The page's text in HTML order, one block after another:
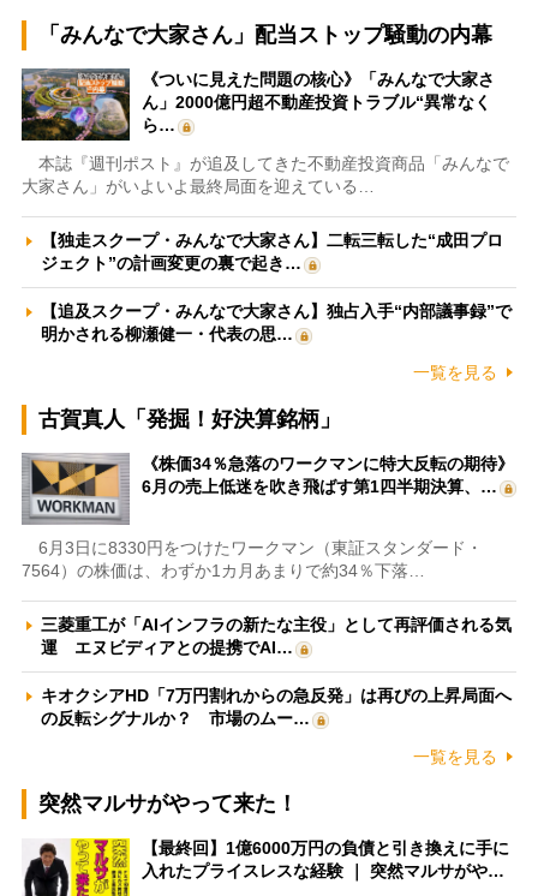
「みんなで大家さん」配当ストップ騒動の内幕
《ついに見えた問題の核心》「みんなで大家さ
ん」2000億円超不動産投資トラブル“異常なく
ら…
本誌『週刊ポスト』が追及してきた不動産投資商品「みんなで
大家さん」がいよいよ最終局面を迎えている…
【独走スクープ・みんなで大家さん】二転三転した“成田プロ
ジェクト”の計画変更の裏で起き…
【追及スクープ・みんなで大家さん】独占入手“内部議事録”で
明かされる柳瀬健一・代表の思…
一覧を見る
古賀真人「発掘！好決算銘柄」
《株価34％急落のワークマンに特大反転の期待》
6月の売上低迷を吹き飛ばす第1四半期決算、…
6月3日に8330円をつけたワークマン（東証スタンダード・
7564）の株価は、わずか1カ月あまりで約34％下落…
三菱重工が「AIインフラの新たな主役」として再評価される気
運 エヌビディアとの提携でAI…
キオクシアHD「7万円割れからの急反発」は再びの上昇局面へ
の反転シグナルか？ 市場のムー…
一覧を見る
突然マルサがやって来た！
【最終回】1億6000万円の負債と引き換えに手に
入れたプライスレスな経験 ｜ 突然マルサがや…